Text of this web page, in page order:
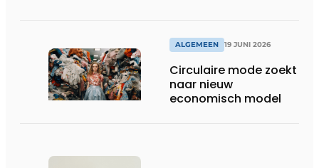
ALGEMEEN 19 JUNI 2026
Circulaire mode zoekt
naar nieuw
economisch model